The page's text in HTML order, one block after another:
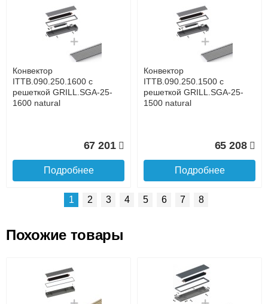
Доставка сантехники по Москве и Московской области
до подъезда
Наличный расчёт
Банковской картой на сайте в режиме реального
времени
Банковской картой при получении товара как при
доставке, так и самовывозом
Интернет-деньгами (Yandex-деньги, Web-money,
Qiwi-кошельки и другие).
Безналичный расчёт (возможно и с НДС)
подробнее...
Конвектор
ITTB.090.250.1600 с
решеткой GRILL.SGA-25-
1600 natural
67 201
Подробнее
Конвектор
ITTB.090.250.1500 с
решеткой GRILL.SGA-25-
1500 natural
65 208
Подробнее
ITTB.090.250.1400 с
решеткой GRILL.SGA-25-
1400 natural
ITTB.090.250.1300 с
решеткой GRILL.SGA-25-
1300 natural
1 2 3 4 5 6 7 8
Похожие товары